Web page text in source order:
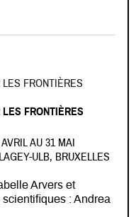
- L'école en Algérie,
FRONTIÈRES
FRONTIÈRES
AU 31 MAI
ULB, BRUXELLES
Arvers et
: Andrea